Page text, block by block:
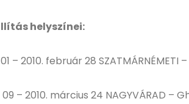
helyszínei:
– 2010. február 28
– 2010. március 24 NAGYVÁRAD –